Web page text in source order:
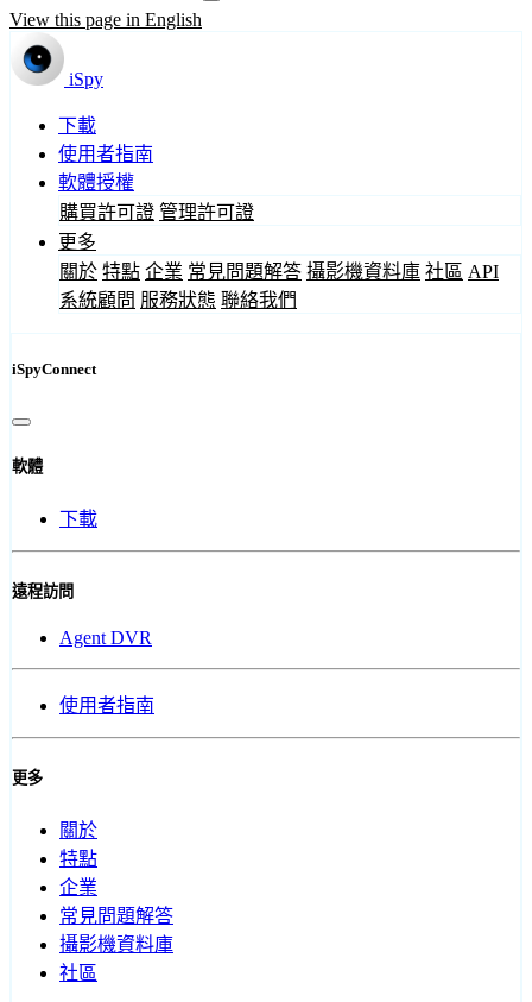
View this page in English
iSpy
下載
使用者指南
軟體授權
購買許可證 管理許可證
更多
關於 特點 企業 常見問題解答 攝影機資料庫 社區 API
系統顧問 服務狀態 聯絡我們
iSpyConnect
軟體
下載
遠程訪問
Agent DVR
使用者指南
更多
關於
特點
企業
常見問題解答
攝影機資料庫
社區